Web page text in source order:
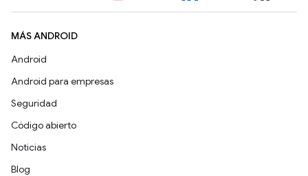
MÁS ANDROID
Android
Android para empresas
Seguridad
Código abierto
Noticias
Blog